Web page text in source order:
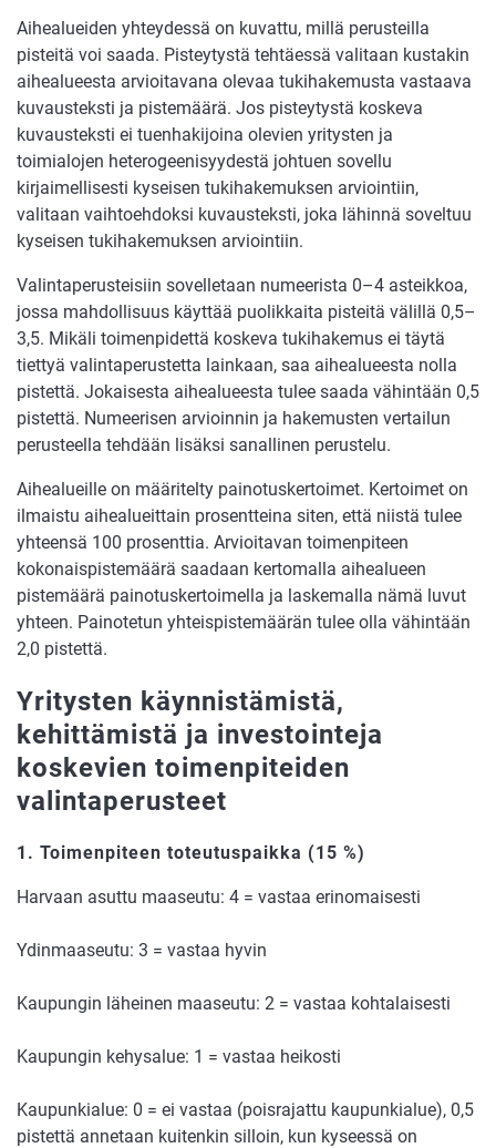
Aihealueiden yhteydessä on kuvattu, millä perusteilla
pisteitä voi saada. Pisteytystä tehtäessä valitaan kustakin
aihealueesta arvioitavana olevaa tukihakemusta vastaava
kuvausteksti ja pistemäärä. Jos pisteytystä koskeva
kuvausteksti ei tuenhakijoina olevien yritysten ja
toimialojen heterogeenisyydestä johtuen sovellu
kirjaimellisesti kyseisen tukihakemuksen arviointiin,
valitaan vaihtoehdoksi kuvausteksti, joka lähinnä soveltuu
kyseisen tukihakemuksen arviointiin.
Valintaperusteisiin sovelletaan numeerista 0–4 asteikkoa,
jossa mahdollisuus käyttää puolikkaita pisteitä välillä 0,5–
3,5. Mikäli toimenpidettä koskeva tukihakemus ei täytä
tiettyä valintaperustetta lainkaan, saa aihealueesta nolla
pistettä. Jokaisesta aihealueesta tulee saada vähintään 0,5
pistettä. Numeerisen arvioinnin ja hakemusten vertailun
perusteella tehdään lisäksi sanallinen perustelu.
Aihealueille on määritelty painotuskertoimet. Kertoimet on
ilmaistu aihealueittain prosentteina siten, että niistä tulee
yhteensä 100 prosenttia. Arvioitavan toimenpiteen
kokonaispistemäärä saadaan kertomalla aihealueen
pistemäärä painotuskertoimella ja laskemalla nämä luvut
yhteen. Painotetun yhteispistemäärän tulee olla vähintään
2,0 pistettä.
Yritysten käynnistämistä,
kehittämistä ja investointeja
koskevien toimenpiteiden
valintaperusteet
1. Toimenpiteen toteutuspaikka (15 %)
Harvaan asuttu maaseutu: 4 = vastaa erinomaisesti
Ydinmaaseutu: 3 = vastaa hyvin
Kaupungin läheinen maaseutu: 2 = vastaa kohtalaisesti
Kaupungin kehysalue: 1 = vastaa heikosti
Kaupunkialue: 0 = ei vastaa (poisrajattu kaupunkialue), 0,5
pistettä annetaan kuitenkin silloin, kun kyseessä on